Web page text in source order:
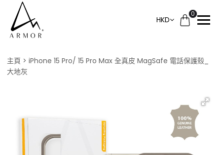
HKD
0
主頁
iPhone 15 Pro/ 15 Pro Max 全真皮 MagSafe 電話保護殼_
大地灰